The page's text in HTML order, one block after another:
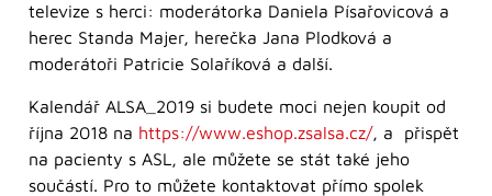
televize s herci: moderátorka Daniela Písařovicová a
herec Standa Majer, herečka Jana Plodková a
moderátoři Patricie Solaříková a další.
Kalendář ALSA_2019 si budete moci nejen koupit od
října 2018 na https://www.eshop.zsalsa.cz/, a přispět
na pacienty s ASL, ale můžete se stát také jeho
součástí. Pro to můžete kontaktovat přímo spolek